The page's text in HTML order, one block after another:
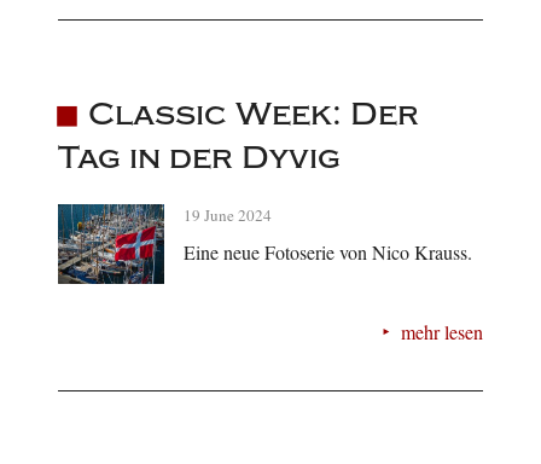
Classic Week: Der
Tag in der Dyvig
19 June 2024
Eine neue Fotoserie von Nico Krauss.
mehr lesen